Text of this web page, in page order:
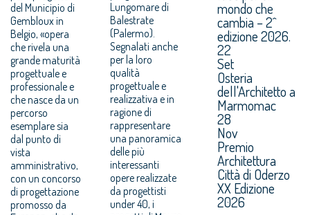
del Municipio di
Gembloux in
Belgio, «opera
che rivela una
grande maturità
progettuale e
professionale e
che nasce da un
percorso
esemplare sia
dal punto di
vista
amministrativo,
con un concorso
di progettazione
promosso da
Lungomare di
Balestrate
(Palermo).
Segnalati anche
per la loro
qualità
progettuale e
realizzativa e in
ragione di
rappresentare
una panoramica
delle più
interessanti
opere realizzate
da progettisti
under 40, i
mondo che
cambia – 2^
edizione 2026.
22
Set
Osteria
dell'Architetto a
Marmomac
28
Nov
Premio
Architettura
Città di Oderzo
XX Edizione
2026